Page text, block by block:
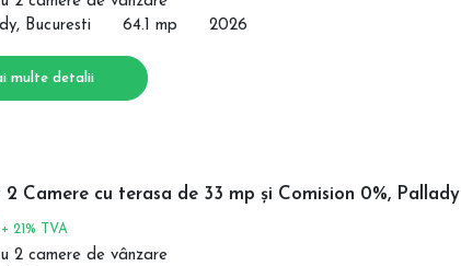
Bucuresti
64.1 mp 2026
multe detalii
Camere cu terasa de 33 mp și Comision 0%, Pallady
+ 21% TVA
2 camere de vânzare